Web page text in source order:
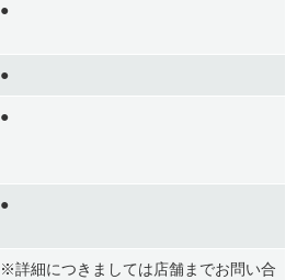
●
●
●
●
※詳細につきましては店舗までお問い合